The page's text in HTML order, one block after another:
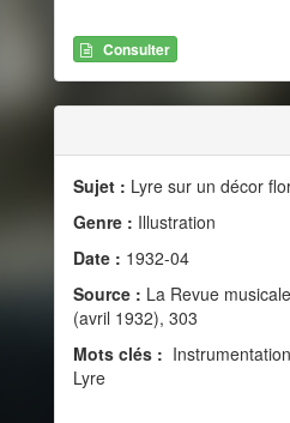
Consulter
Sujet : Lyre sur un décor
Genre : Illustration
Date : 1932-04
Source : La Revue
(avril 1932), 303
Mots clés :
Lyre